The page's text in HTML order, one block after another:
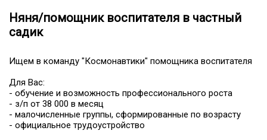
Няня/помощник воспитателя в частный
садик
Ищем в команду "Космонавтики" помощника воспитателя
Для Вас:
- обучение и возможность профессионального роста
- з/п от 38 000 в месяц
- малочисленные группы, сформированные по возрасту
- официальное трудоустройство